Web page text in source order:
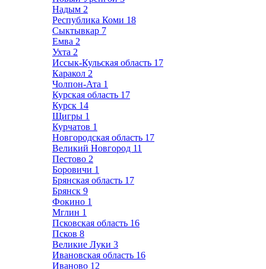
Надым 2
Республика Коми 18
Сыктывкар 7
Емва 2
Ухта 2
Иссык-Кульская область 17
Каракол 2
Чолпон-Ата 1
Курская область 17
Курск 14
Щигры 1
Курчатов 1
Новгородская область 17
Великий Новгород 11
Пестово 2
Боровичи 1
Брянская область 17
Брянск 9
Фокино 1
Мглин 1
Псковская область 16
Псков 8
Великие Луки 3
Ивановская область 16
Иваново 12